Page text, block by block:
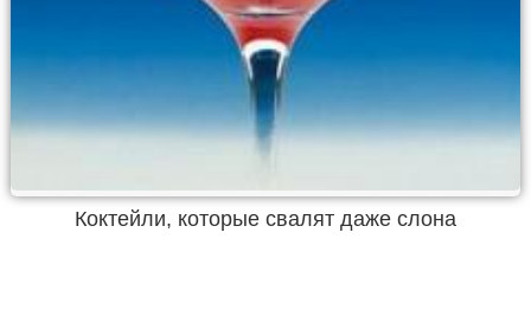
Коктейли, которые свалят даже слона